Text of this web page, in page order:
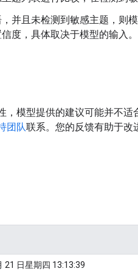
并且未检测到敏感主题，则
度，具体取决于模型的输入。
，模型提供的建议可能并不
团队联系。您的反馈有助于改
21 日星期四 13:13:39